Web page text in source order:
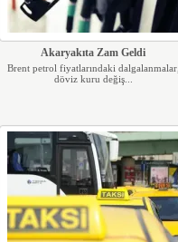
Akaryakıta Zam Geldi
Brent petrol fiyatlarındaki dalgalanmalar,
döviz kuru değiş...